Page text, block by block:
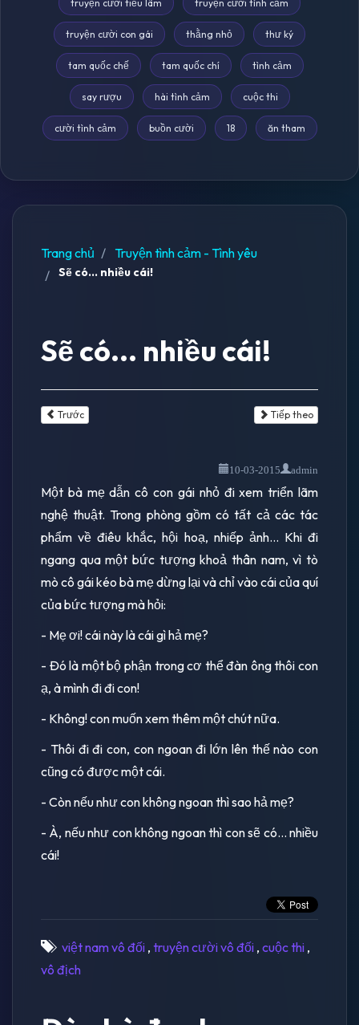
truyện cười tiếu lâm truyện cười tình cảm
truyện cười con gái thằng nhỏ thư ký
tam quốc chế tam quốc chí tình cảm
say rượu hài tình cảm cuộc thi
cười tình cảm buồn cười 18 ăn tham
Trang chủ Truyện tình cảm - Tình yêu
Sẽ có... nhiều cái!
Sẽ có... nhiều cái!
Trước Tiếp theo
10-03-2015 admin
Một bà mẹ dẫn cô con gái nhỏ đi xem triển lãm
nghệ thuật. Trong phòng gồm có tất cả các tác
phẩm về điêu khắc, hội hoạ, nhiếp ảnh... Khi đi
ngang qua một bức tượng khoả thân nam, vì tò
mò cô gái kéo bà mẹ dừng lại và chỉ vào cái của quí
của bức tượng mà hỏi:
- Mẹ ơi! cái này là cái gì hả mẹ?
- Đó là một bộ phận trong cơ thể đàn ông thôi con
ạ, à mình đi đi con!
- Không! con muốn xem thêm một chút nữa.
- Thôi đi đi con, con ngoan đi lớn lên thế nào con
cũng có được một cái.
- Còn nếu như con không ngoan thì sao hả mẹ?
- À, nếu như con không ngoan thì con sẽ có... nhiều
cái!
việt nam vô đối , truyện cười vô đối , cuộc thi ,
vô địch